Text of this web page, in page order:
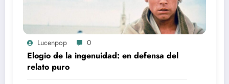
Lucenpop 0
Elogio de la ingenuidad: en defensa del
relato puro